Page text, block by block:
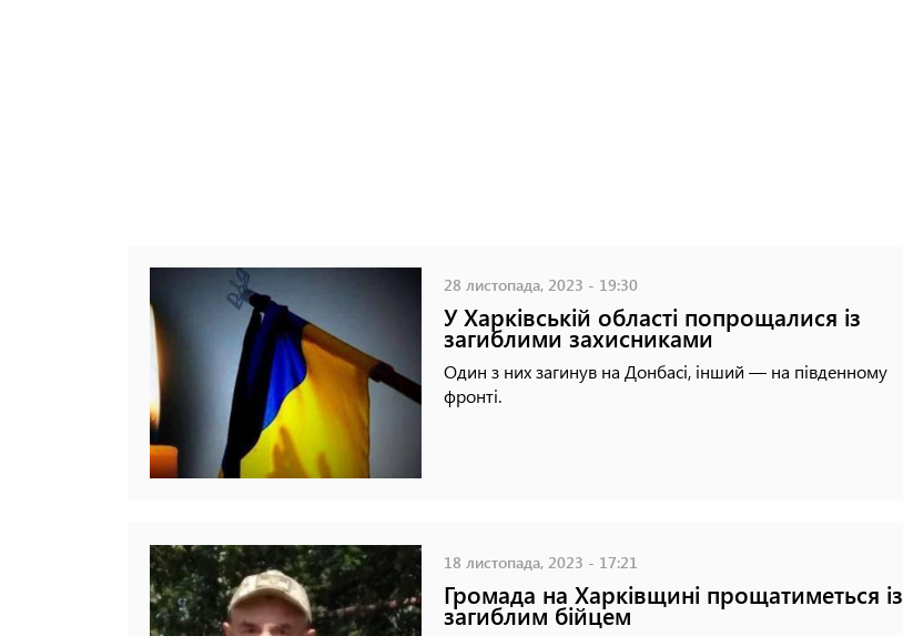
28 листопада, 2023 - 19:30
У Харківській області попрощалися із
загиблими захисниками
Один з них загинув на Донбасі, інший — на південному
фронті.
18 листопада, 2023 - 17:21
Громада на Харківщині прощатиметься із
загиблим бійцем